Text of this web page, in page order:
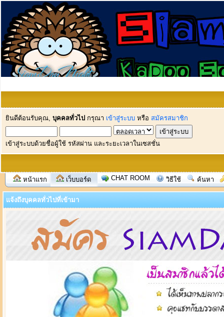
ยินดีต้อนรับคุณ, บุคคลทั่วไป กรุณา เข้าสู่ระบบ หรือ สมัครสมาชิก
เข้าสู่ระบบด้วยชื่อผู้ใช้ รหัสผ่าน และระยะเวลาในเซสชั่น
หน้าแรก เว็บบอร์ด CHAT ROOM วิธีใช้ ค้นหา
แจ้งถึงบุคคลทั่วไปที่เข้ามา